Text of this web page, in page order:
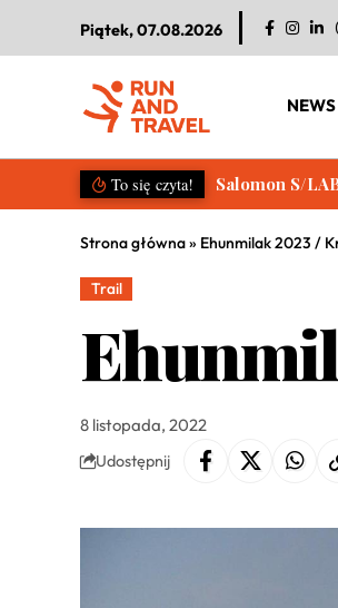
Piątek, 07.08.2026
NEWS
To się czyta! Salomon S/
Strona główna» Ehunmilak 2023 /
Trail
8 listopada, 2022
Udostępnij